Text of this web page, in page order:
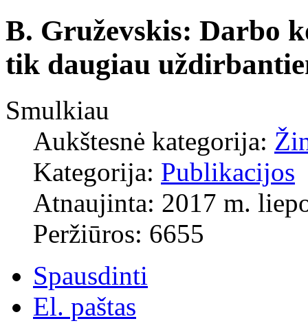
B. Gruževskis: Darbo
tik daugiau
Smulkiau
Aukštesnė kategorija:
Kategorija: Publikacijos
Atnaujinta: 2017 m.
Peržiūros: 6655
Spausdinti
El. paštas